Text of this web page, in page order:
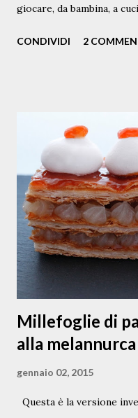
giocare, da bambina, a
neanche arrivavo al
l'anno scorso per me
piatto rappresenta il
fil rouge la pasta, il
formato di pasta, ho
pasta “ accogliente ”
cucchiaio, ad accogliere
boccone; il pomodoro, il
l’oro rosso che stavamo
CONDIVIDI 2
Millefoglie di
alla melannurca
gennaio 02, 2015
Questa è la versione